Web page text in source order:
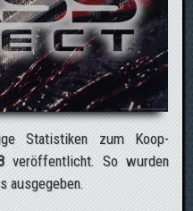
Statistiken zum Koop-
veröffentlicht. So wurden
ausgegeben.